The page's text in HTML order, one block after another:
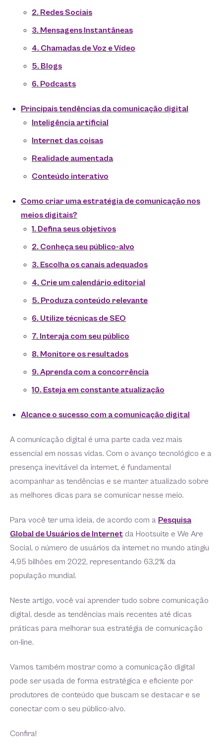
2. Redes Sociais
3. Mensagens Instantâneas
4. Chamadas de Voz e Vídeo
5. Blogs
6. Podcasts
Principais tendências da comunicação digital
Inteligência artificial
Internet das coisas
Realidade aumentada
Conteúdo interativo
Como criar uma estratégia de comunicação nos
meios digitais?
1. Defina seus objetivos
2. Conheça seu público-alvo
3. Escolha os canais adequados
4. Crie um calendário editorial
5. Produza conteúdo relevante
6. Utilize técnicas de SEO
7. Interaja com seu público
8. Monitore os resultados
9. Aprenda com a concorrência
10. Esteja em constante atualização
Alcance o sucesso com a comunicação digital
A comunicação digital é uma parte cada vez mais
essencial em nossas vidas. Com o avanço tecnológico e a
presença inevitável da internet, é fundamental
acompanhar as tendências e se manter atualizado sobre
as melhores dicas para se comunicar nesse meio.
Para você ter uma ideia, de acordo com a Pesquisa
Global de Usuários de Internet da Hootsuite e We Are
Social, o número de usuários da internet no mundo atingiu
4,95 bilhões em 2022, representando 63,2% da
população mundial.
Neste artigo, você vai aprender tudo sobre comunicação
digital, desde as tendências mais recentes até dicas
práticas para melhorar sua estratégia de comunicação
on-line.
Vamos também mostrar como a comunicação digital
pode ser usada de forma estratégica e eficiente por
produtores de conteúdo que buscam se destacar e se
conectar com o seu público-alvo.
Confira!